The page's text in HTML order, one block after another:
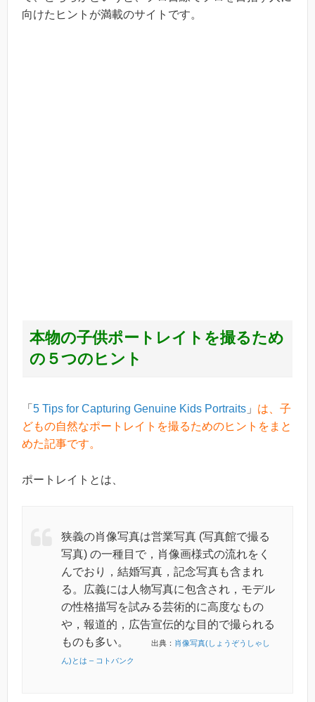
向けたヒントが満載のサイトです。
本物の子供ポートレイトを撮るため
の５つのヒント
「 5 Tips for Capturing Genuine Kids Portraits 」 は、子
どもの自然なポートレイトを撮るためのヒントをまと
めた記事です。
ポートレイトとは、
狭義の肖像写真は営業写真 (写真館で撮る
写真) の一種目で，肖像画様式の流れをく
んでおり，結婚写真，記念写真も含まれ
る。広義には人物写真に包含され，モデル
の性格描写を試みる芸術的に高度なもの
や，報道的，広告宣伝的な目的で撮られる
ものも多い。
出典： 肖像写真(しょうぞうしゃし
ん)とは – コトバンク